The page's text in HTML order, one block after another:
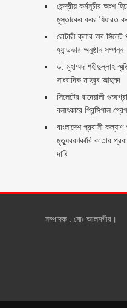
কেন্দ্রীয় কর্মসূচীর অংশ
মুস্তাকের কবর যিয়ারত
রোটারী ক্লাব অব সিলেট
হ্যান্ডভার অনুষ্ঠান সম্পন্ন
ড. মুহাম্মদ শহীদুল্লাহ
সাংবাদিক মাহবুব আহমদ
সিলেটের বাদেয়ালী
বলাৎকারে প্রিন্সিপাল
বাংলাদেশ প্রবাসী
মৃত্যুবরণকারি কাতার
দাবি
সম্পাদক : মোঃ আলমগীর।